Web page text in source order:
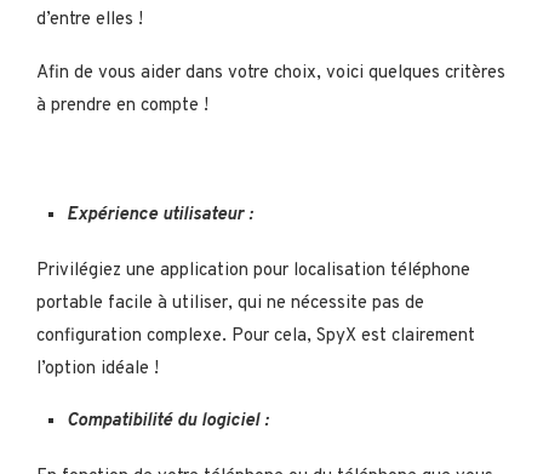
d’entre elles !
Afin de vous aider dans votre choix, voici quelques critères
à prendre en compte !
Expérience utilisateur :
Privilégiez une application pour localisation téléphone
portable facile à utiliser, qui ne nécessite pas de
configuration complexe. Pour cela, SpyX est clairement
l’option idéale !
Compatibilité du logiciel :